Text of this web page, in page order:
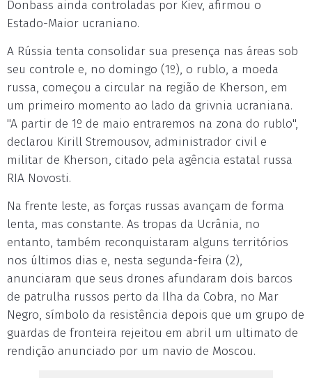
Donbass ainda controladas por Kiev, afirmou o
Estado-Maior ucraniano.
A Rússia tenta consolidar sua presença nas áreas sob
seu controle e, no domingo (1º), o rublo, a moeda
russa, começou a circular na região de Kherson, em
um primeiro momento ao lado da grivnia ucraniana.
"A partir de 1º de maio entraremos na zona do rublo",
declarou Kirill Stremousov, administrador civil e
militar de Kherson, citado pela agência estatal russa
RIA Novosti.
Na frente leste, as forças russas avançam de forma
lenta, mas constante. As tropas da Ucrânia, no
entanto, também reconquistaram alguns territórios
nos últimos dias e, nesta segunda-feira (2),
anunciaram que seus drones afundaram dois barcos
de patrulha russos perto da Ilha da Cobra, no Mar
Negro, símbolo da resistência depois que um grupo de
guardas de fronteira rejeitou em abril um ultimato de
rendição anunciado por um navio de Moscou.